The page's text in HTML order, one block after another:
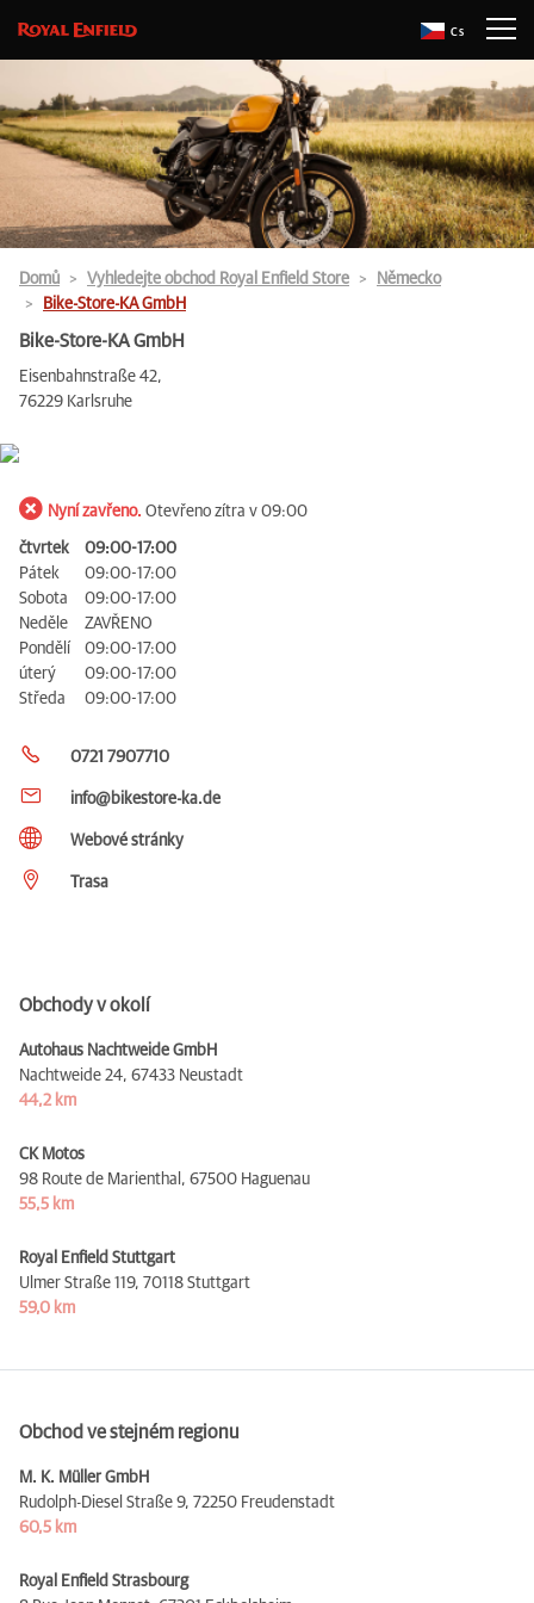
Cs
Domů Vyhledejte obchod Royal Enfield Store
Německo
Bike-Store-KA GmbH
Bike-Store-KA GmbH
Eisenbahnstraße 42,
76229 Karlsruhe
Nyní zavřeno. Otevřeno zítra v 09:00
čtvrtek
09:00-17:00
Pátek
09:00-17:00
Sobota
09:00-17:00
Neděle
ZAVŘENO
Pondělí
09:00-17:00
úterý
09:00-17:00
Středa
09:00-17:00
0721 7907710
info@bikestore-ka.de
Webové stránky
Trasa
Obchody v okolí
Autohaus Nachtweide GmbH
Nachtweide 24, 67433 Neustadt
44,2 km
CK Motos
98 Route de Marienthal, 67500 Haguenau
55,5 km
Royal Enfield Stuttgart
Ulmer Straße 119, 70118 Stuttgart
59,0 km
Obchod ve stejném regionu
M. K. Müller GmbH
Rudolph-Diesel Straße 9, 72250 Freudenstadt
60,5 km
Royal Enfield Strasbourg